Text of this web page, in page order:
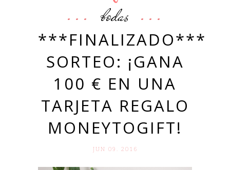
bodas
***FINALIZADO***
SORTEO: ¡GANA
100 € EN UNA
TARJETA REGALO
MONEYTOGIFT!
JUN 09. 2016